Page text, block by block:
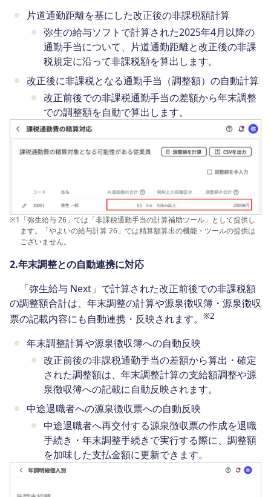
片道通勤距離を基にした改正後の非課税額計算
弥生の給与ソフトで計算された2025年4月以降の
通勤手当について、片道通勤距離と改正後の非課
税規定に沿って非課税額を算出します。
改正後に非課税となる通勤手当（調整額）の自動計算
改正前後での非課税通勤手当の差額から年末調整
での調整額を自動で算出します。
※1 「弥生給与 26」では「非課税通勤手当の計算補助ツール」として提供し
ます。「やよいの給与計算 26」では精算額算出の機能・ツールの提供は
ございません。
2.年末調整との自動連携に対応
「弥生給与 Next」で計算された改正前後での非課税額
の調整額合計は、年末調整の計算や源泉徴収簿・源泉徴収
票の記載内容にも自動連携・反映されます。
※2
年末調整計算や源泉徴収簿への自動反映
改正前後の非課税通勤手当の差額から算出・確定
された調整額は、年末調整計算の支給額調整や源
泉徴収簿への記載に自動反映されます。
中途退職者への源泉徴収票への自動反映
中途退職者へ再交付する源泉徴収票の作成を退職
手続き・年末調整手続きで実行する際に、調整額
を加味した支払金額に更新できます。